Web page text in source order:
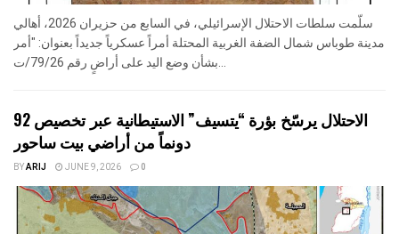
سلّمت سلطات الاحتلال الإسرائيلي، في السابع من حزيران 2026، أهالي
مدينة طوباس شمال الضفة الغربية المحتلة أمراً عسكرياً جديداً بعنوان: "أمر
الاحتلال يرسّخ بؤرة “يتسيف” الاستيطانية عبر تخصيص 92
دونماً من أراضي بيت ساحور
BYARIJ JUNE 9, 2026 0